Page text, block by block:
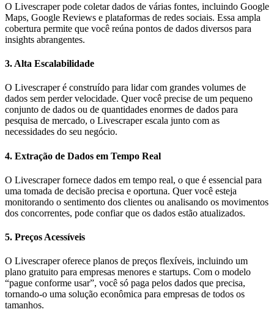
O Livescraper pode coletar dados de várias fontes, incluindo Google
Maps, Google Reviews e plataformas de redes sociais. Essa ampla
cobertura permite que você reúna pontos de dados diversos para
insights abrangentes.
3. Alta Escalabilidade
O Livescraper é construído para lidar com grandes volumes de
dados sem perder velocidade. Quer você precise de um pequeno
conjunto de dados ou de quantidades enormes de dados para
pesquisa de mercado, o Livescraper escala junto com as
necessidades do seu negócio.
4. Extração de Dados em Tempo Real
O Livescraper fornece dados em tempo real, o que é essencial para
uma tomada de decisão precisa e oportuna. Quer você esteja
monitorando o sentimento dos clientes ou analisando os movimentos
dos concorrentes, pode confiar que os dados estão atualizados.
5. Preços Acessíveis
O Livescraper oferece planos de preços flexíveis, incluindo um
plano gratuito para empresas menores e startups. Com o modelo
“pague conforme usar”, você só paga pelos dados que precisa,
tornando-o uma solução econômica para empresas de todos os
tamanhos.